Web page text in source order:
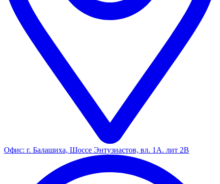
Офис: г. Балашиха, Шоссе Энтузиастов, вл. 1А. лит 2В